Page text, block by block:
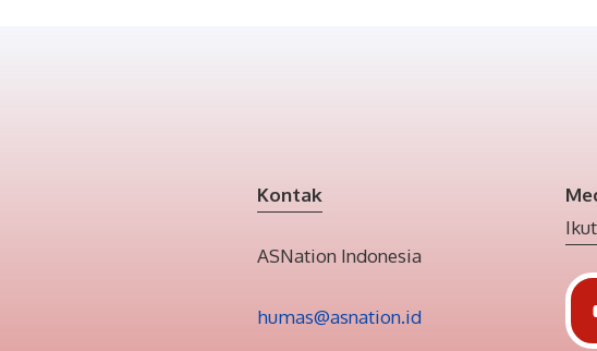
Kontak
ASNation Indonesia
humas@asnation.id